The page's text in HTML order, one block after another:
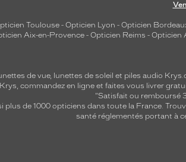
Toulouse - Opticien Lyon - Opticien
Aix-en-Provence - Opticien Reims - Opticien
de vue, lunettes de soleil et piles audio
commandez en ligne et faites vous livrer
"Satisfait ou remboursé
plus de 1000 opticiens dans toute la France.
santé réglementés portant à